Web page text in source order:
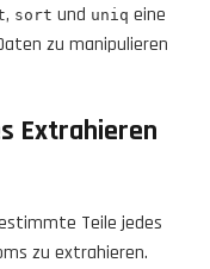
, sort und uniq eine
zu manipulieren
Extrahieren
Teile jedes
zu extrahieren.